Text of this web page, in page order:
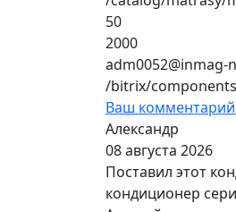
50
2000
adm0052@inmag-
/bitrix/
Ваш
Александр
08 августа 2026
Поставил этот
кондиционер